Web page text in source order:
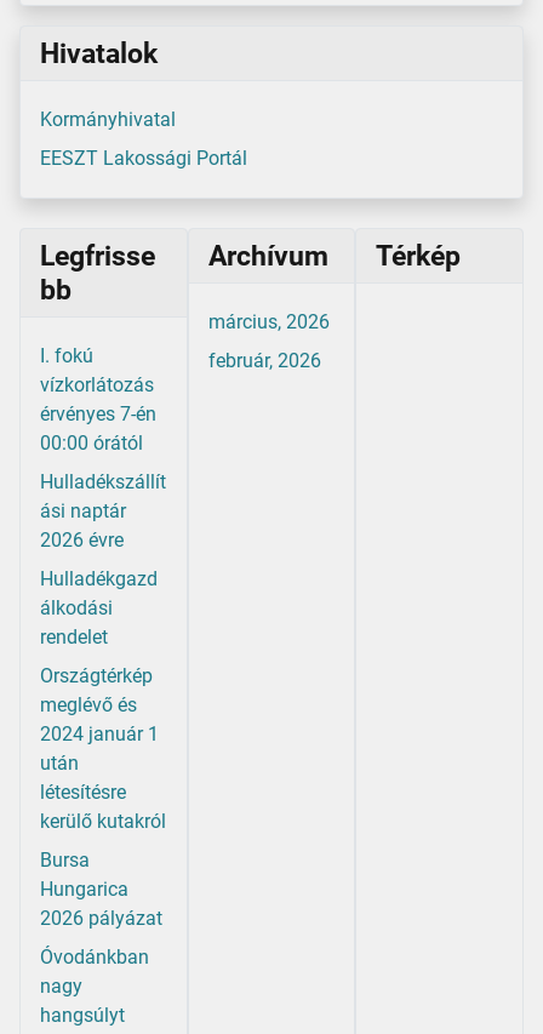
Hivatalok
Kormányhivatal
EESZT Lakossági Portál
Legfrisse
bb
I. fokú
vízkorlátozás
érvényes 7-én
00:00 órától
Hulladékszállít
ási naptár
2026 évre
Hulladékgazd
álkodási
rendelet
Országtérkép
meglévő és
2024 január 1
után
létesítésre
kerülő kutakról
Bursa
Hungarica
2026 pályázat
Óvodánkban
nagy
hangsúlyt
Archívum
március, 2026
február, 2026
Térkép